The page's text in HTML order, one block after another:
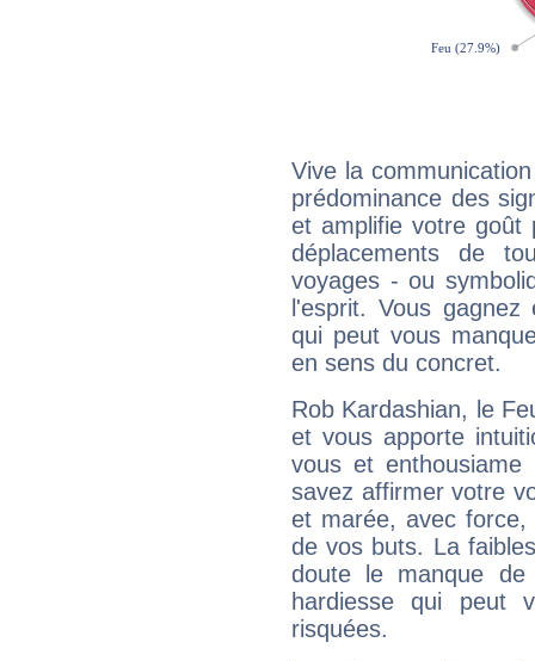
Vive la
prédominance des
et amplifie votre goût
déplacements de
voyages - ou
l'esprit. Vous
qui peut vous
en sens du concret.
Rob Kardashian, le
et vous apporte
vous et
savez affirmer votre
et marée, avec
de vos buts. La
doute le manque
hardiesse qui peut
risquées.